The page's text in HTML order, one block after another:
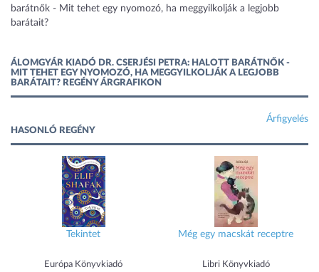
barátnők - Mit tehet egy nyomozó, ha meggyilkolják a legjobb
barátait?
ÁLOMGYÁR KIADÓ DR. CSERJÉSI PETRA: HALOTT BARÁTNŐK -
MIT TEHET EGY NYOMOZÓ, HA MEGGYILKOLJÁK A LEGJOBB
BARÁTAIT? REGÉNY ÁRGRAFIKON
Árfigyelés
HASONLÓ REGÉNY
Tekintet
Európa Könyvkiadó
Még egy macskát receptre
Libri Könyvkiadó